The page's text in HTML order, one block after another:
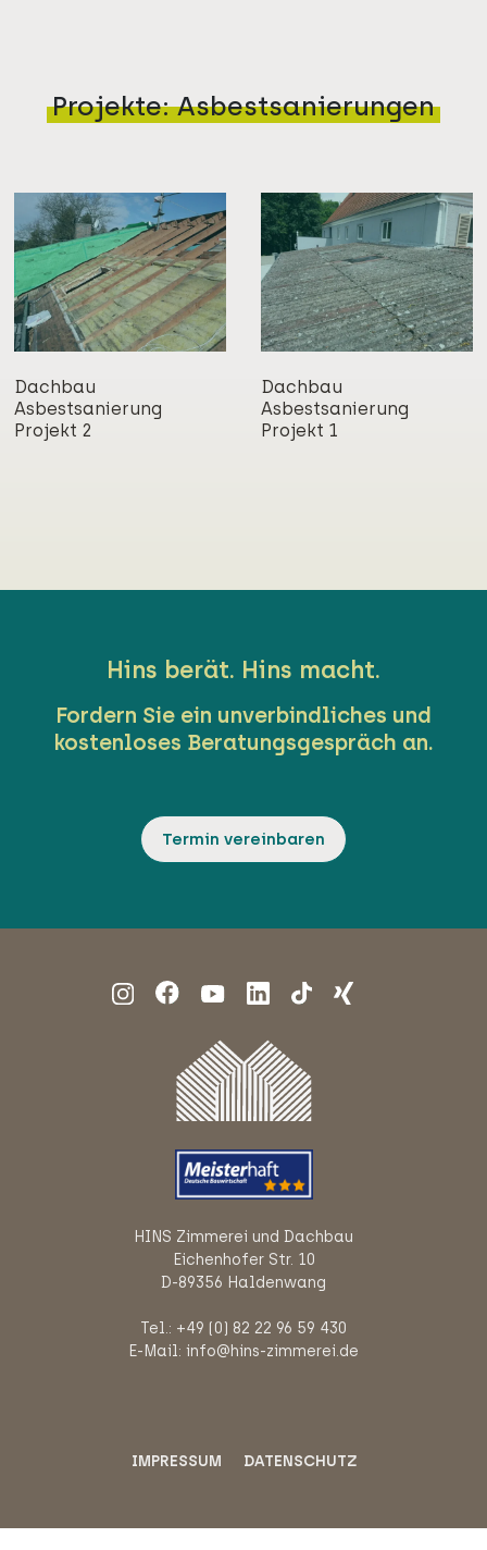
Projekte: Asbestsanierungen
Dachbau
Asbestsanierung
Projekt 2
Dachbau
Asbestsanierung
Projekt 1
Hins berät. Hins macht.
Fordern Sie ein unverbindliches und
kostenloses Beratungsgespräch an.
Termin vereinbaren
HINS Zimmerei und Dachbau
Eichenhofer Str. 10
D-89356 Haldenwang
Tel.: +49 (0) 82 22 96 59 430
E-Mail: info@hins-zimmerei.de
IMPRESSUM DATENSCHUTZ